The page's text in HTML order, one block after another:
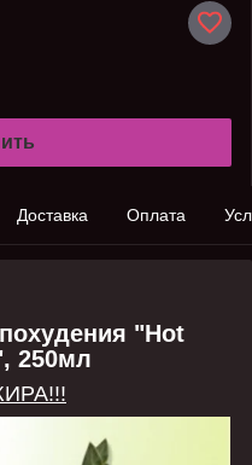
Доставка Оплата
"Hot
250мл